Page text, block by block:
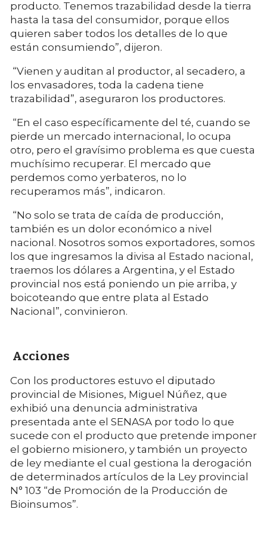
producto. Tenemos trazabilidad desde la tierra
hasta la tasa del consumidor, porque ellos
quieren saber todos los detalles de lo que
están consumiendo”, dijeron.
“Vienen y auditan al productor, al secadero, a
los envasadores, toda la cadena tiene
trazabilidad”, aseguraron los productores.
“En el caso específicamente del té, cuando se
pierde un mercado internacional, lo ocupa
otro, pero el gravísimo problema es que cuesta
muchísimo recuperar. El mercado que
perdemos como yerbateros, no lo
recuperamos más”, indicaron.
“No solo se trata de caída de producción,
también es un dolor económico a nivel
nacional. Nosotros somos exportadores, somos
los que ingresamos la divisa al Estado nacional,
traemos los dólares a Argentina, y el Estado
provincial nos está poniendo un pie arriba, y
boicoteando que entre plata al Estado
Nacional”, convinieron.
Acciones
Con los productores estuvo el diputado
provincial de Misiones, Miguel Núñez, que
exhibió una denuncia administrativa
presentada ante el SENASA por todo lo que
sucede con el producto que pretende imponer
el gobierno misionero, y también un proyecto
de ley mediante el cual gestiona la derogación
de determinados artículos de la Ley provincial
N° 103 “de Promoción de la Producción de
Bioinsumos”.